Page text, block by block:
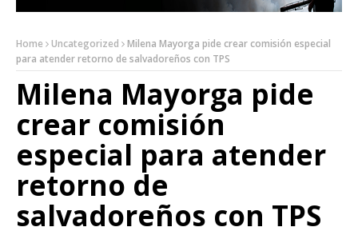
Home Uncategorized
Milena Mayorga pide crear comisión especial
para atender retorno de salvadoreños con TPS
Milena Mayorga pide
crear comisión
especial para atender
retorno de
salvadoreños con TPS